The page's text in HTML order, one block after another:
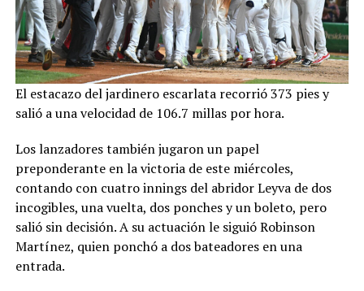
El estacazo del jardinero escarlata recorrió 373 pies y
salió a una velocidad de 106.7 millas por hora.
Los lanzadores también jugaron un papel
preponderante en la victoria de este miércoles,
contando con cuatro innings del abridor Leyva de dos
incogibles, una vuelta, dos ponches y un boleto, pero
salió sin decisión. A su actuación le siguió Robinson
Martínez, quien ponchó a dos bateadores en una
entrada.